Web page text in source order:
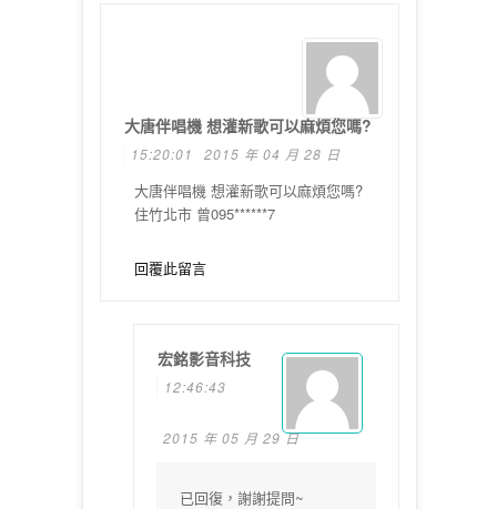
大唐伴唱機 想灌新歌可以麻煩您嗎?
15:20:01 2015 年 04 月 28 日
大唐伴唱機 想灌新歌可以麻煩您嗎?
住竹北市 曾095******7
回覆此留言
宏銘影音科技
12:46:43
2015 年 05 月 29 日
已回復，謝謝提問~